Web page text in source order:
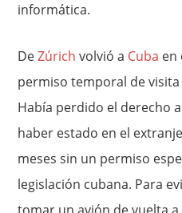
informática.
DeZúrich volvió a Cuba en
permiso temporal de
Había perdido el derecho
haber estado en el
meses sin un permiso
legislación cubana. Para